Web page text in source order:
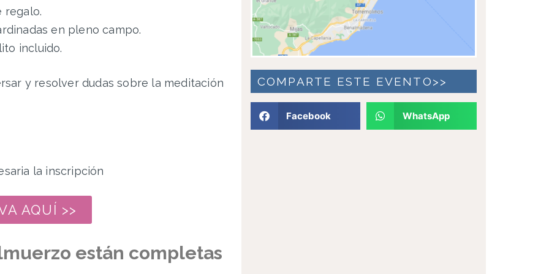
regalo.
en pleno campo.
incluido.
y resolver dudas sobre la meditación
la inscripción
AQUÍ >>
están completas
COMPARTE ESTE EVENTO>>
Facebook WhatsApp